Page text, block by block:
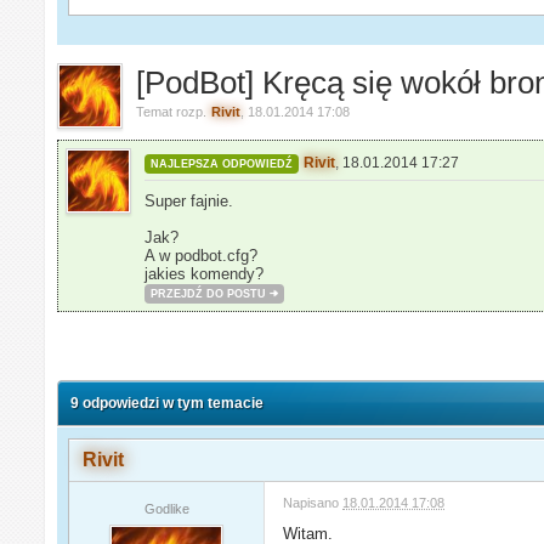
[PodBot] Kręcą się wokół
Temat rozp. Rivit 18.01.2014 17:08
NAJLEPSZA ODPOWIEDŹ Rivit 18.01.2014 17:27
Super fajnie.
Jak?
A w podbot.cfg?
jakies komendy?
PRZEJDŹ DO POSTU
9 odpowiedzi w tym temacie
Rivit
Godlike Napisano 18.01.2014 17:08
Witam.